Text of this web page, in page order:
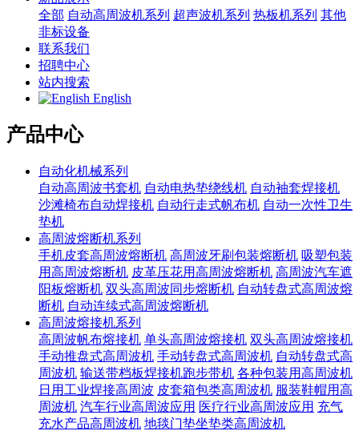
全部 自动高周波机系列 超声波机系列 热板机系列 其他
非标设备
联系我们
招聘中心
站内搜索
English
产品中心
自动化机械系列
自动高周波书套机 自动电热垫绕线机 自动袖套焊接机
沙滩椅布自动焊接机 自动行走式帆布机 自动一次性卫生
垫机
高周波熔断机系列
手机皮套高周波熔断机 高周波牙刷包装熔断机 吸塑包装
用高周波熔断机 皮革压花用高周波熔断机 高周波汽车遮
阳板熔断机 双头高周波同步熔断机 自动转盘式高周波熔
断机 自动连续式高周波熔断机
高周波熔接机系列
高周波帆布熔接机 单头高周波熔接机 双头高周波熔接机
手动推盘式高周波机 手动转盘式高周波机 自动转盘式高
周波机 输送带档板焊接机跑步带机 各种包装用高周波机
日用工业焊接高周波 皮套箱包类高周波机 服装鞋帽用高
周波机 汽车行业高周波应用 医疗行业高周波应用 充气
充水产品高周波机 地毯门垫坐垫类高周波机